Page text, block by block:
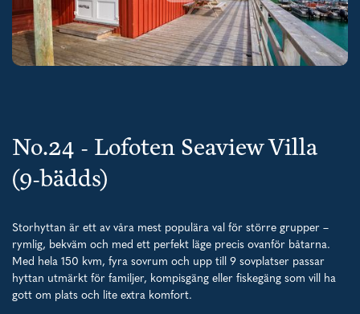
No.24 - Lofoten Seaview Villa
(9-bädds)
Storhyttan är ett av våra mest populära val för större grupper –
rymlig, bekväm och med ett perfekt läge precis ovanför båtarna.
Med hela 150 kvm, fyra sovrum och upp till 9 sovplatser passar
hyttan utmärkt för familjer, kompisgäng eller fiskegäng som vill ha
gott om plats och lite extra komfort.